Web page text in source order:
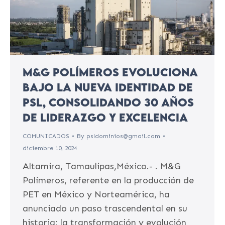
M&G Polímeros evoluciona
bajo la nueva identidad de
PSL, consolidando 30 años
de liderazgo y excelencia
COMUNICADOS By psldominios@gmail.com
diciembre 10, 2024
Altamira, Tamaulipas,México.- . M&G
Polímeros, referente en la producción de
PET en México y Norteamérica, ha
anunciado un paso trascendental en su
historia: la transformación y evolución